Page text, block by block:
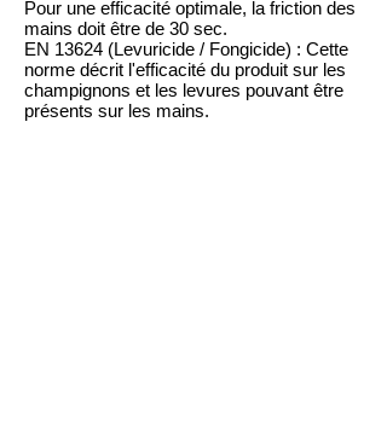
Pour une efficacité optimale, la friction des
mains doit être de 30 sec.
EN 13624 (Levuricide / Fongicide) : Cette
norme décrit l'efficacité du produit sur les
champignons et les levures pouvant être
présents sur les mains.